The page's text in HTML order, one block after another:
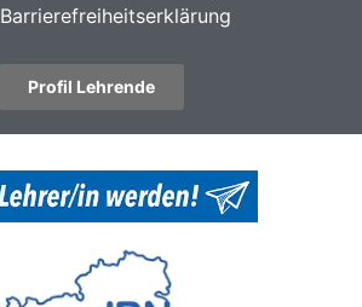
Barrierefreiheitserklärung
Profil Lehrende